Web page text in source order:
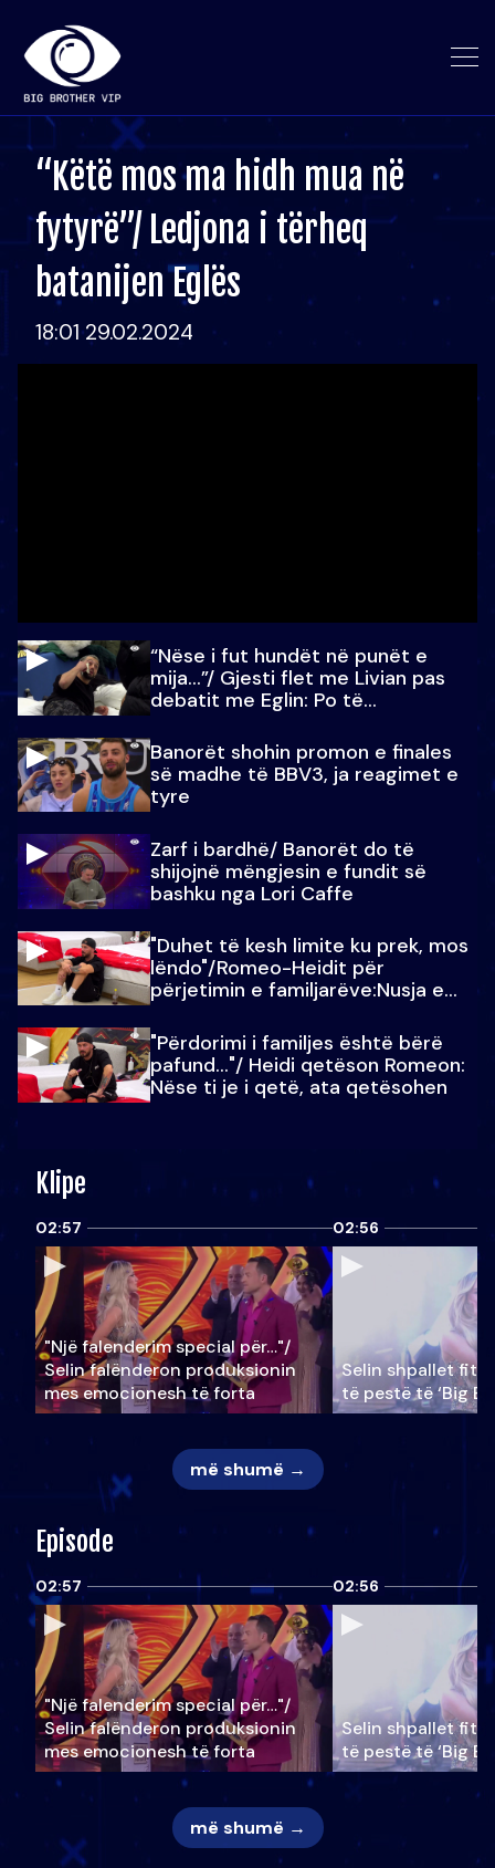
“Këtë mos ma hidh mua në
fytyrë”/ Ledjona i tërheq
batanijen Eglës
18:01 29.02.2024
“Nëse i fut hundët në punët e
mija…”/ Gjesti flet me Livian pas
debatit me Eglin: Po të
Banorët shohin promon e finales
së madhe të BBV3, ja reagimet e
tyre
Zarf i bardhë/ Banorët do të
shijojnë mëngjesin e fundit së
bashku nga Lori Caffe
"Duhet të kesh limite ku prek, mos
lëndo"/Romeo-Heidit për
përjetimin e familjarëve:Nusja e
"Përdorimi i familjes është bërë
pafund…"/ Heidi qetëson Romeon:
Nëse ti je i qetë, ata qetësohen
Klipe
02:57
"Një falenderim special për…"/
Selin falënderon produksionin
mes emocionesh të forta
02:56
Selin shpallet
të pestë të ‘Big
më shumë →
Episode
02:57
"Një falenderim special për…"/
Selin falënderon produksionin
mes emocionesh të forta
02:56
Selin shpallet
të pestë të ‘Big
më shumë →